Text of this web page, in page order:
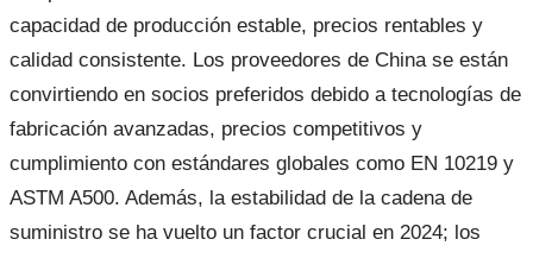
capacidad de producción estable, precios rentables y
calidad consistente. Los proveedores de China se están
convirtiendo en socios preferidos debido a tecnologías de
fabricación avanzadas, precios competitivos y
cumplimiento con estándares globales como EN 10219 y
ASTM A500. Además, la estabilidad de la cadena de
suministro se ha vuelto un factor crucial en 2024; los